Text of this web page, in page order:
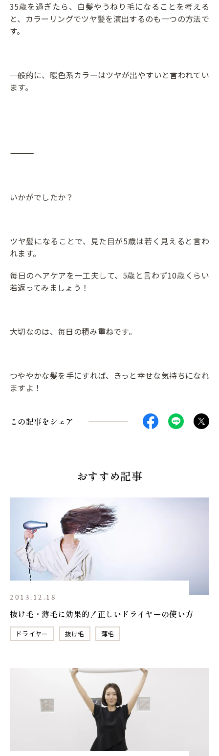
35歳を過ぎたら、白髪やうねり毛になることを考える
と、カラーリングでツヤ髪を演出するのも一つの方法で
す。
一般的に、暖色系カラーはツヤが出やすいと言われてい
ます。
―――――――――――――――――――――――――――
いかがでしたか？
ツヤ髪になることで、見た目が5歳は若く見えると言わ
れます。
毎日のヘアケアを一工夫して、5歳と言わず10歳くらい
若返ってみましょう！
大切なのは、毎日の積み重ねです。
つややかな髪を手にすれば、きっと幸せな気持ちになれ
ますよ！
この記事をシェア
おすすめ記事
2013.12.18
抜け毛・薄毛に効果的！正しいドライヤーの使い方
ドライヤー 抜け毛 薄毛